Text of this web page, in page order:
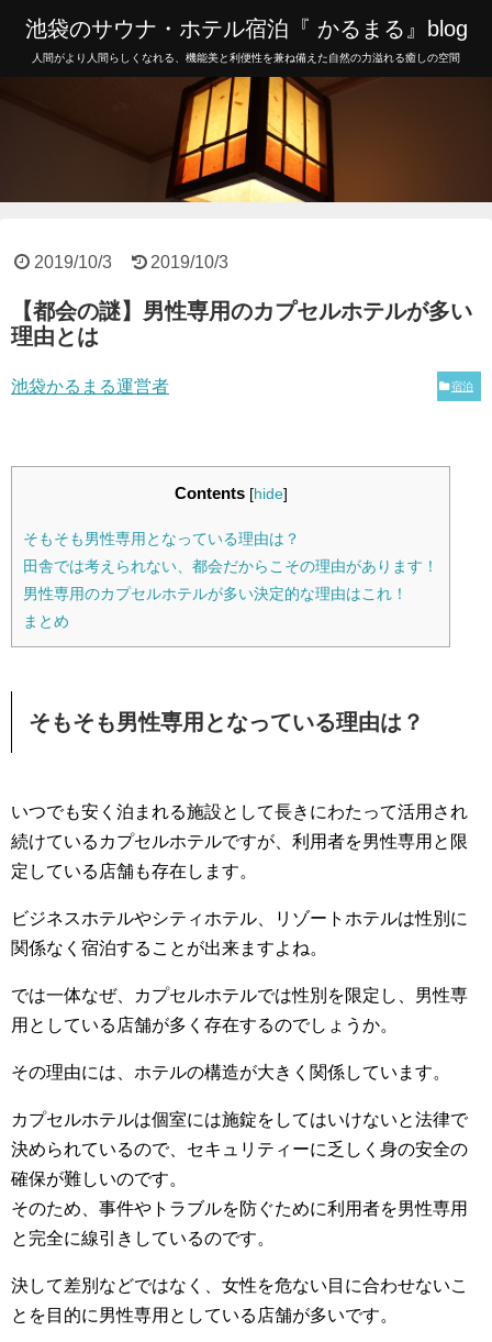
池袋のサウナ・ホテル宿泊『 かるまる』blog
人間がより人間らしくなれる、機能美と利便性を兼ね備えた自然の力溢れる癒しの空間
2019/10/3 2019/10/3
【都会の謎】男性専用のカプセルホテルが多い
理由とは
池袋かるまる運営者 宿泊
Contents [hide]
そもそも男性専用となっている理由は？
田舎では考えられない、都会だからこその理由があります！
男性専用のカプセルホテルが多い決定的な理由はこれ！
まとめ
そもそも男性専用となっている理由は？
いつでも安く泊まれる施設として長きにわたって活用され
続けているカプセルホテルですが、利用者を男性専用と限
定している店舗も存在します。
ビジネスホテルやシティホテル、リゾートホテルは性別に
関係なく宿泊することが出来ますよね。
では一体なぜ、カプセルホテルでは性別を限定し、男性専
用としている店舗が多く存在するのでしょうか。
その理由には、ホテルの構造が大きく関係しています。
カプセルホテルは個室には施錠をしてはいけないと法律で
決められているので、セキュリティーに乏しく身の安全の
確保が難しいのです。
そのため、事件やトラブルを防ぐために利用者を男性専用
と完全に線引きしているのです。
決して差別などではなく、女性を危ない目に合わせないこ
とを目的に男性専用としている店舗が多いです。